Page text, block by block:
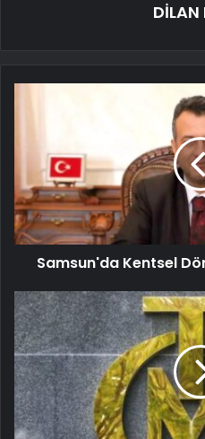
DİLAN
Samsun'da Kentsel